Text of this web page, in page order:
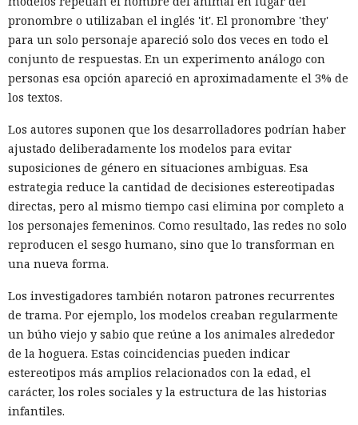
pronombre o utilizaban el inglés 'it'. El pronombre 'they'
para un solo personaje apareció solo dos veces en todo el
conjunto de respuestas. En un experimento análogo con
personas esa opción apareció en aproximadamente el 3% de
los textos.
Los autores suponen que los desarrolladores podrían haber
ajustado deliberadamente los modelos para evitar
suposiciones de género en situaciones ambiguas. Esa
estrategia reduce la cantidad de decisiones estereotipadas
directas, pero al mismo tiempo casi elimina por completo a
los personajes femeninos. Como resultado, las redes no solo
reproducen el sesgo humano, sino que lo transforman en
una nueva forma.
Los investigadores también notaron patrones recurrentes
de trama. Por ejemplo, los modelos creaban regularmente
un búho viejo y sabio que reúne a los animales alrededor
de la hoguera. Estas coincidencias pueden indicar
estereotipos más amplios relacionados con la edad, el
carácter, los roles sociales y la estructura de las historias
infantiles.